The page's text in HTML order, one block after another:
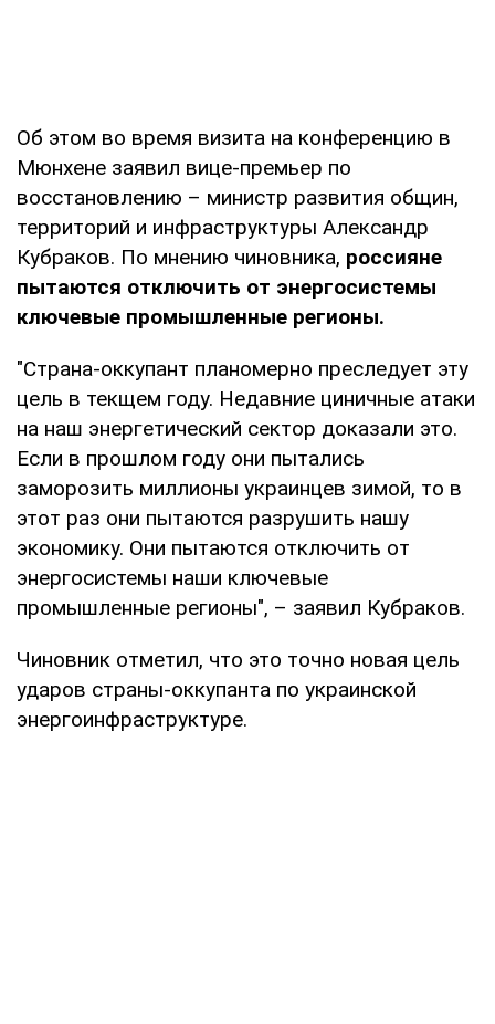
Об этом во время визита на конференцию в
Мюнхене заявил вице-премьер по
восстановлению – министр развития общин,
территорий и инфраструктуры Александр
Кубраков. По мнению чиновника, россияне
пытаются отключить от энергосистемы
ключевые промышленные регионы.
"Страна-оккупант планомерно преследует эту
цель в текщем году. Недавние циничные атаки
на наш энергетический сектор доказали это.
Если в прошлом году они пытались
заморозить миллионы украинцев зимой, то в
этот раз они пытаются разрушить нашу
экономику. Они пытаются отключить от
энергосистемы наши ключевые
промышленные регионы", – заявил Кубраков.
Чиновник отметил, что это точно новая цель
ударов страны-оккупанта по украинской
энергоинфраструктуре.